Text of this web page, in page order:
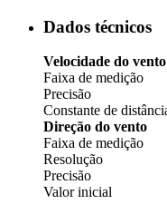
Dados técnicos
Velocidade do vento
Faixa de medição
Precisão
Constante de
Direção do vento
Faixa de medição
Resolução
Precisão
Valor inicial